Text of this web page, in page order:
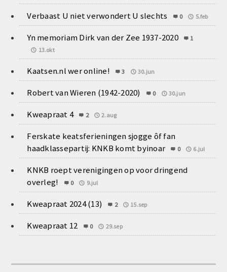
Verbaast U niet verwondert U slechts 0 5.feb
Yn memoriam Dirk van der Zee 1937-2020
1
13.okt
Kaatsen.nl wer online! 3 30.jun
Robert van Wieren (1942-2020) 0 30.jun
Kweapraat 4 2 2.aug
Ferskate keatsferieningen sjogge ôf fan
haadklassepartij: KNKB komt byinoar
0 6.jul
KNKB roept verenigingen op voor dringend
overleg!
0 9.jul
Kweapraat 2024 (13) 2 15.sep
Kweapraat 12 0 29.sep